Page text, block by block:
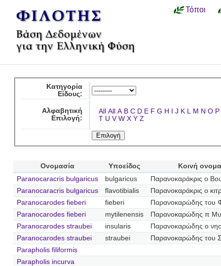
Τόποι
Κατηγορία
Είδους:
Αλφαβητική
Επιλογή:
All All A B C D E F G H I J K L M N O P
T U V W X Y Z
Ονομασία Υποείδος
Κοινή
Paranocaracris bulgaricus
bulgaricus
Παρανοκαράκρις ο
Paranocaracris bulgaricus
flavotibialis
Παρανοκαράκρις ο
Paranocarodes fieberi
fieberi
Παρανοκαρώδης του
Paranocarodes fieberi
mytilenensis
Παρανοκαρώδης π
Paranocarodes straubei
insularis
Παρανοκαρώδης ο
Paranocarodes straubei
straubei
Παρανοκαρώδης του
Parapholis filiformis
Parapholis incurva